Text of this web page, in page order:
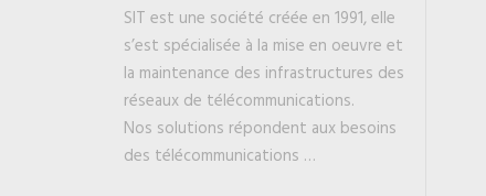
SIT est une société créée en 1991, elle
s’est spécialisée à la mise en oeuvre et
la maintenance des infrastructures des
réseaux de télécommunications.
Nos solutions répondent aux besoins
des télécommunications …